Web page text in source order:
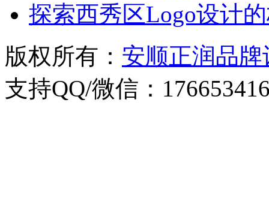
探索西秀区Logo设计
版权所有： 安顺正润品
支持QQ/微信：